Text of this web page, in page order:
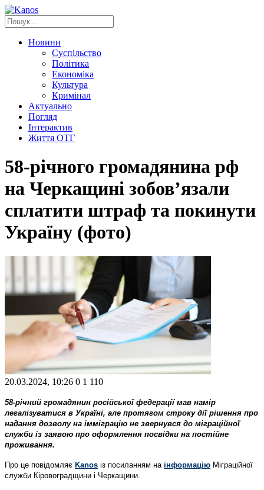
Новини
Суспільство
Політика
Економіка
Культура
Кримінал
Актуально
Погляд
Інтерактив
Життя ОТГ
58-річного громадянина рф
на Черкащині зобов’язали
сплатити штраф та покинути
Україну (фото)
20.03.2024, 10:26 0 1 110
58-річний громадянин російської федерації мав намір
легалізуватися в Україні, але протягом строку дії рішення про
надання дозволу на імміграцію не звернувся до міграційної
служби із заявою про оформлення посвідки на постійне
проживання.
Про це повідомляє Kanos із посиланням на інформацію Міграційної
служби Кіровоградщини і Черкащини.